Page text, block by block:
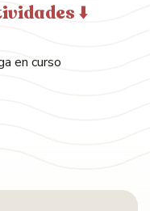
⬇️
en curso